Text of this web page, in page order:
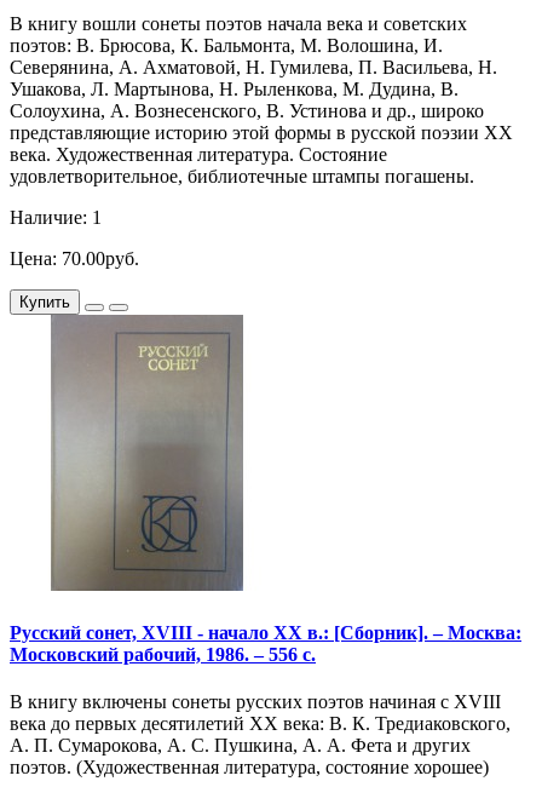
В книгу вошли сонеты поэтов начала века и советских
поэтов: В. Брюсова, К. Бальмонта, М. Волошина, И.
Северянина, А. Ахматовой, Н. Гумилева, П. Васильева, Н.
Ушакова, Л. Мартынова, Н. Рыленкова, М. Дудина, В.
Солоухина, А. Вознесенского, В. Устинова и др., широко
представляющие историю этой формы в русской поэзии ХХ
века. Художественная литература. Состояние
удовлетворительное, библиотечные штампы погашены.
Наличие: 1
Цена: 70.00руб.
Купить
Русский сонет, XVIII - начало XX в.: [Сборник]. – Москва:
Московский рабочий, 1986. – 556 с.
В книгу включены сонеты русских поэтов начиная с XVIII
века до первых десятилетий XX века: В. К. Тредиаковского,
А. П. Сумарокова, А. С. Пушкина, А. А. Фета и других
поэтов. (Художественная литература, состояние хорошее)